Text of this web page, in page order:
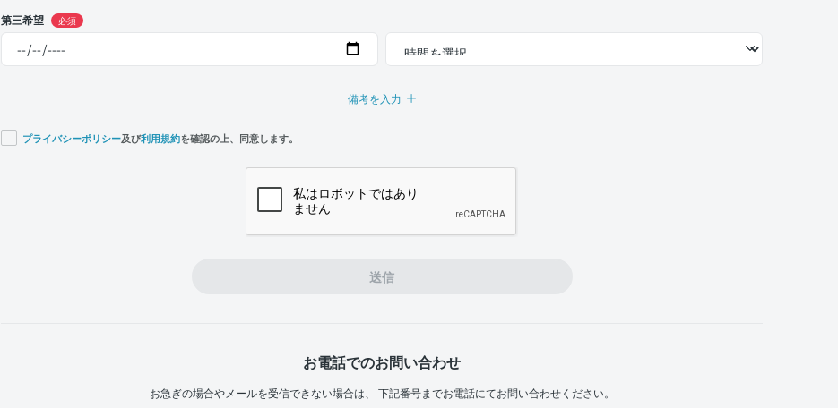
第三希望 必須
備考を入力
プライバシーポリシー及び利用規約を確認の上、同意します。
送信
お電話でのお問い合わせ
お急ぎの場合やメールを受信できない場合は、 下記番号までお電話にてお問い合わせください。